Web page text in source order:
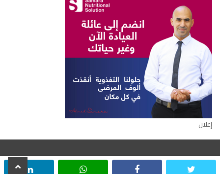
twitter
whatsapp
إعلان
جميع الحقوق محفوظة © ٢٠٢٢
scroll